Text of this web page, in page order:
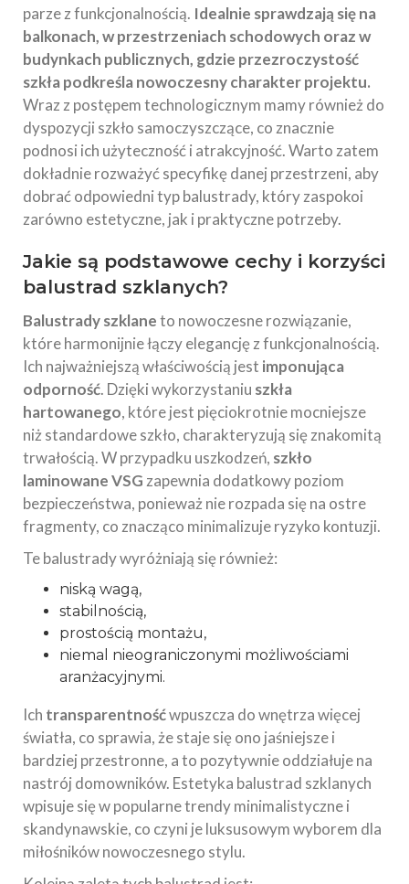
parze z funkcjonalnością. Idealnie sprawdzają się na
balkonach, w przestrzeniach schodowych oraz w
budynkach publicznych, gdzie przezroczystość
szkła podkreśla nowoczesny charakter projektu.
Wraz z postępem technologicznym mamy również do
dyspozycji szkło samoczyszczące, co znacznie
podnosi ich użyteczność i atrakcyjność. Warto zatem
dokładnie rozważyć specyfikę danej przestrzeni, aby
dobrać odpowiedni typ balustrady, który zaspokoi
zarówno estetyczne, jak i praktyczne potrzeby.
Jakie są podstawowe cechy i korzyści
balustrad szklanych?
Balustrady szklaneto nowoczesne rozwiązanie,
które harmonijnie łączy elegancję z funkcjonalnością.
Ich najważniejszą właściwością jest imponująca
odporność. Dzięki wykorzystaniu szkła
hartowanego, które jest pięciokrotnie mocniejsze
niż standardowe szkło, charakteryzują się znakomitą
trwałością. W przypadku uszkodzeń, szkło
laminowane VSGzapewnia dodatkowy poziom
bezpieczeństwa, ponieważ nie rozpada się na ostre
fragmenty, co znacząco minimalizuje ryzyko kontuzji.
Te balustrady wyróżniają się również:
niską wagą,
stabilnością,
prostością montażu,
niemal nieograniczonymi możliwościami
aranżacyjnymi.
Ich transparentnośćwpuszcza do wnętrza więcej
światła, co sprawia, że staje się ono jaśniejsze i
bardziej przestronne, a to pozytywnie oddziałuje na
nastrój domowników. Estetyka balustrad szklanych
wpisuje się w popularne trendy minimalistyczne i
skandynawskie, co czyni je luksusowym wyborem dla
miłośników nowoczesnego stylu.